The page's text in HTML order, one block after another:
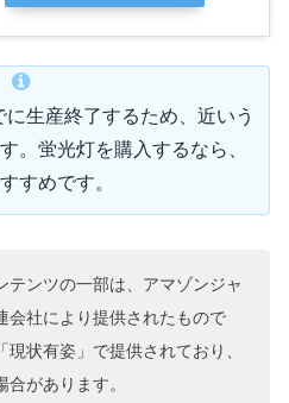
生産終了するため、近いう
。蛍光灯を購入するなら、
すめです。
テンツの一部は、アマゾンジャ
会社により提供されたもので
状有姿」で提供されており、
があります。